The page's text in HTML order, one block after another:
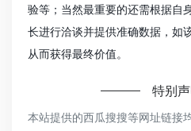
验等；当然最重要的还需根据自
长进行洽谈并提供准确数据，如
从而获得最终价值。
特别
本站提供的西瓜搜搜等网址链接